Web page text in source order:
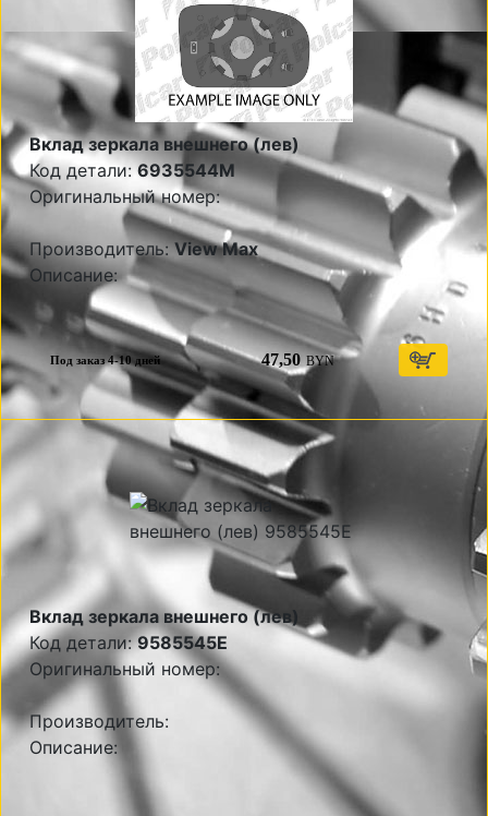
Вклад зеркала внешнего (лев)
Код детали:6935544M
Оригинальный номер:
Производитель:View Max
Описание:
Под заказ 4-10 дней 47,50 BYN
Вклад зеркала внешнего (лев)
Код детали:9585545E
Оригинальный номер:
Производитель:
Описание: